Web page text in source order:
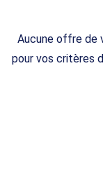
Aucune offre de
pour vos critères